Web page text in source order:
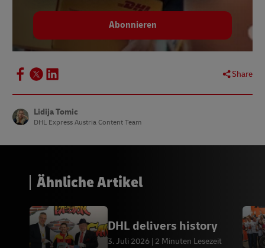
Abonnieren
Share
Lidija Tomic
DHL Express Austria Content Team
Ähnliche Artikel
DHL delivers history
3. Juli 2026 2 Minuten Lesezeit